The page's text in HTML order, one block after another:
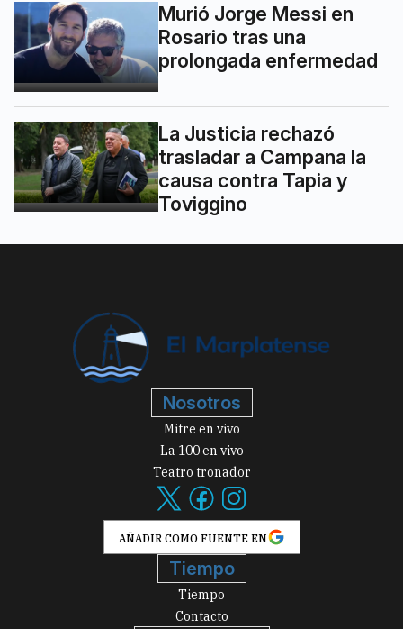
Murió Jorge Messi en
Rosario tras una
prolongada enfermedad
La Justicia rechazó
trasladar a Campana la
causa contra Tapia y
Toviggino
Nosotros
Mitre en vivo
La 100 en vivo
Teatro tronador
AÑADIR COMO FUENTE EN
Tiempo
Tiempo
Contacto